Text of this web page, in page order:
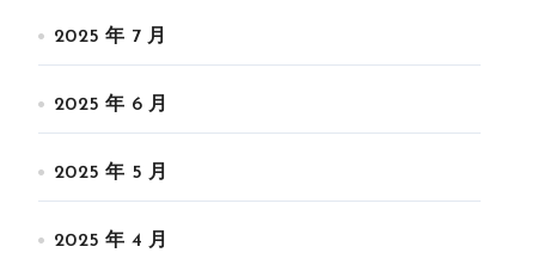
2025 年 7 月
2025 年 6 月
2025 年 5 月
2025 年 4 月